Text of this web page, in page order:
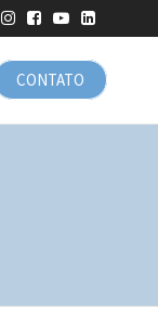
CONTATO